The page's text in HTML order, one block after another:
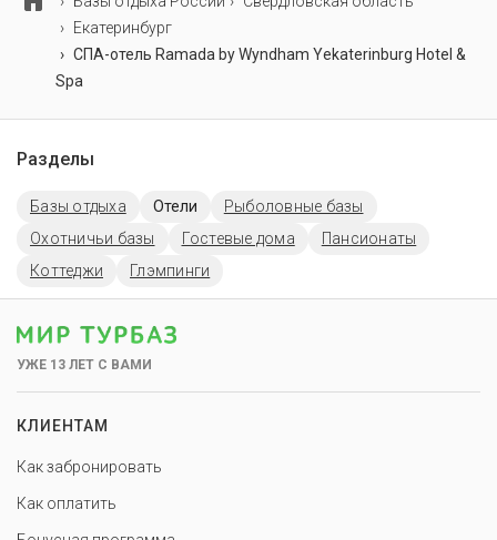
Екатеринбург
СПА-отель Ramada by Wyndham Yekaterinburg Hotel &
Spa
Разделы
Базы отдыха Отели
Рыболовные базы
Охотничьи базы
Гостевые дома
Пансионаты
Коттеджи
Глэмпинги
УЖЕ 13 ЛЕТ С ВАМИ
КЛИЕНТАМ
Как забронировать
Как оплатить